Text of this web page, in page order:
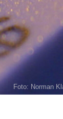
Foto: Norman